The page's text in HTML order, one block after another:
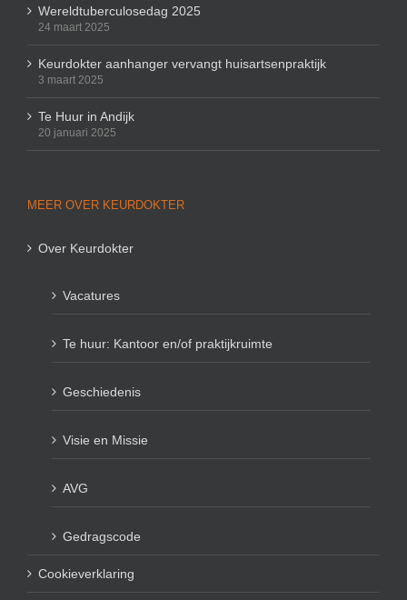
Wereldtuberculosedag 2025
24 maart 2025
Keurdokter aanhanger vervangt huisartsenpraktijk
3 maart 2025
Te Huur in Andijk
20 januari 2025
MEER OVER KEURDOKTER
Over Keurdokter
Vacatures
Te huur: Kantoor en/of praktijkruimte
Geschiedenis
Visie en Missie
AVG
Gedragscode
Cookieverklaring